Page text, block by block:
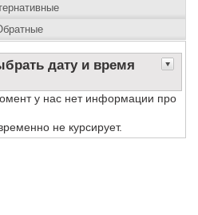
дату и время
у нас нет информации про
не курсирует.